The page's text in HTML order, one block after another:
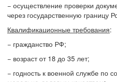
− осуществление проверки
через государственную границу
Квалификационные требования:
− гражданство РФ;
− возраст от 18 до 35 лет;
− годность к военной службе по